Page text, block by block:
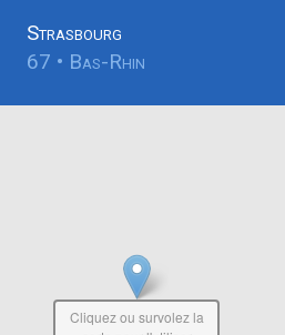
Strasbourg
67 • Bas-Rhin
Cliquez ou survolez la